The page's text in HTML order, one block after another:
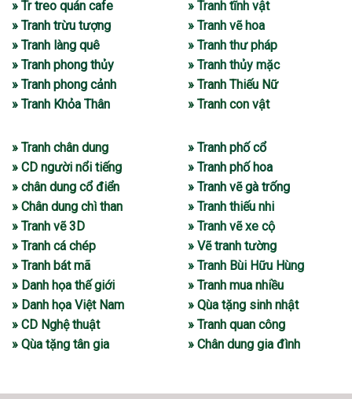
» Tr treo quán cafe
» Tranh trừu tượng
» Tranh làng quê
» Tranh phong thủy
» Tranh phong cảnh
» Tranh Khỏa Thân
» Tranh tĩnh vật
» Tranh vẽ hoa
» Tranh thư pháp
» Tranh thủy mặc
» Tranh Thiếu Nữ
» Tranh con vật
» Tranh chân dung
» CD người nổi tiếng
» chân dung cổ điển
» Chân dung chì than
» Tranh vẽ 3D
» Tranh cá chép
» Tranh bát mã
» Danh họa thế giới
» Danh họa Việt Nam
» CD Nghệ thuật
» Qùa tặng tân gia
» Tranh phố cổ
» Tranh phố hoa
» Tranh vẽ gà trống
» Tranh thiếu nhi
» Tranh vẽ xe cộ
» Vẽ tranh tường
» Tranh Bùi Hữu Hùng
» Tranh mua nhiều
» Qùa tặng sinh nhật
» Tranh quan công
» Chân dung gia đình